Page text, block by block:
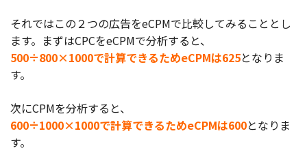
それではこの２つの広告をeCPMで比較してみることとし
ます。まずはCPCをeCPMで分析すると、
500÷800×1000で計算できるためeCPMは625となりま
す。
次にCPMを分析すると、
600÷1000×1000で計算できるためeCPMは600となりま
す。